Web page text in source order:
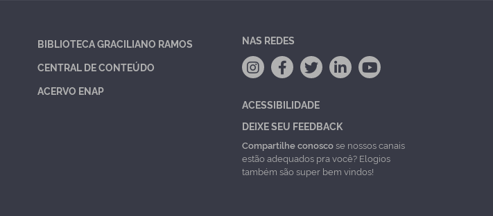
BIBLIOTECA GRACILIANO RAMOS
CENTRAL DE CONTEÚDO
ACERVO ENAP
NAS REDES
ACESSIBILIDADE
DEIXE SEU FEEDBACK
Compartilhe conoscose nossos canais
estão adequados pra você? Elogios
também são super bem vindos!